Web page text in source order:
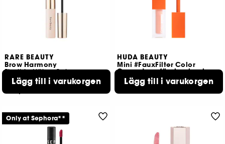
RARE BEAUTY
Brow Harmony
Flexible Lifting Gel
1676
269,00 KR
Lägg till i varukorgen
HUDA BEAUTY
Mini #FauxFilter Color
Corrector – färgkorrigering
189,00 KR
Lägg till i varukorgen
Only at Sephora**